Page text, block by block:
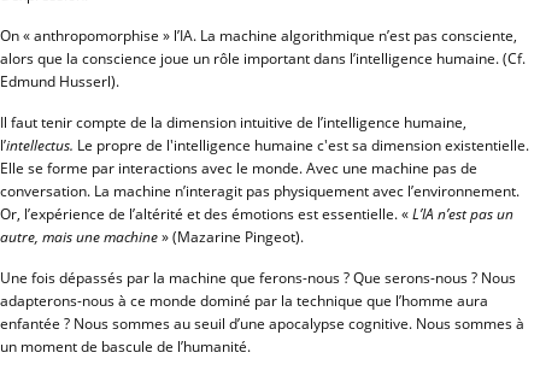
On « anthropomorphise » l’IA. La machine algorithmique n’est pas consciente,
alors que la conscience joue un rôle important dans l’intelligence humaine. (Cf.
Edmund Husserl).
Il faut tenir compte de la dimension intuitive de l’intelligence humaine,
l’intellectus. Le propre de l'intelligence humaine c'est sa dimension existentielle.
Elle se forme par interactions avec le monde. Avec une machine pas de
conversation. La machine n’interagit pas physiquement avec l’environnement.
Or, l’expérience de l’altérité et des émotions est essentielle. «L’IA n’est pas un
autre, mais une machine» (Mazarine Pingeot).
Une fois dépassés par la machine que ferons-nous ? Que serons-nous ? Nous
adapterons-nous à ce monde dominé par la technique que l’homme aura
enfantée ? Nous sommes au seuil d’une apocalypse cognitive. Nous sommes à
un moment de bascule de l’humanité.